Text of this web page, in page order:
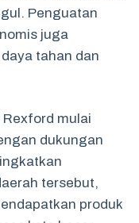
Penguatan
juga
tahan dan
mulai
dukungan
tersebut,
produk